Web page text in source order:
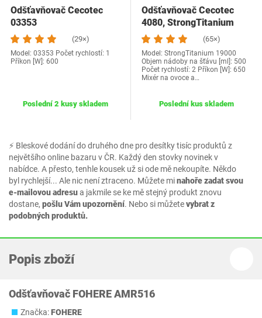
⚡ Bleskové dodání do druhého dne pro desítky tisíc produktů z
největšího online bazaru v ČR. Každý den stovky novinek v
nabídce. A přesto, tenhle kousek už si ode mě nekoupíte. Někdo
byl rychlejší... Ale nic není ztraceno. Můžete minahoře zadat svou
e-mailovou adresua jakmile se ke mě stejný produkt znovu
dostane, pošlu Vám upozornění. Nebo si můžetevybrat z
podobných produktů.
Odšťavňovač Cecotec
03353
(29×)
Model: 03353 Počet rychlostí: 1
Příkon [W]: 600
Poslední 2 kusy skladem
Odšťavňovač Cecotec
4080, StrongTitanium
(65×)
Model: StrongTitanium 19000
Objem nádoby na šťávu [ml]: 500
Počet rychlostí: 2 Příkon [W]: 650
Mixér na ovoce a…
Poslední kus skladem
Popis zboží
Odšťavňovač FOHERE AMR516
Značka:FOHERE